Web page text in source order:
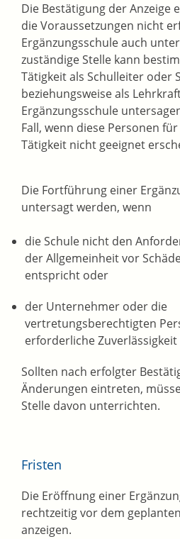
Die Bestätigung der Anzeige
die Voraussetzungen nicht
Ergänzungsschule auch
zuständige Stelle kann
Tätigkeit als Schulleiter oder
beziehungsweise als
Ergänzungsschule
Fall, wenn diese Personen
Tätigkeit nicht geeignet
Die Fortführung einer
untersagt werden, wenn
die Schule nicht den
der Allgemeinheit vor
entspricht oder
der Unternehmer oder die
vertretungsberechtigten
erforderliche Zuverlässigkeit
Sollten nach erfolgter
Änderungen eintreten,
Stelle davon unterrichten.
Fristen
Die Eröffnung einer
rechtzeitig vor dem
anzeigen.